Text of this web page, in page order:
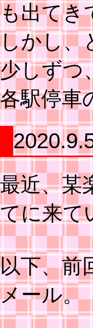
も出てき
しかし、
少しずつ
各駅停車
最近、某
てに来て
以下、前
メール。